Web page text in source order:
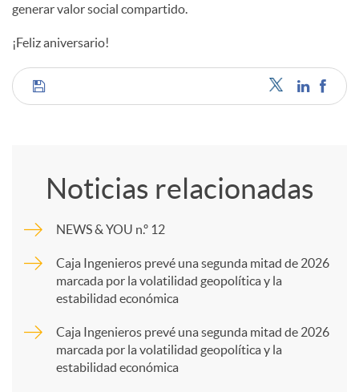
generar valor social compartido.
¡Feliz aniversario!
C
p
Noticias relacionadas
NEWS & YOU n.º 12
Caja Ingenieros prevé una segunda mitad de 2026
marcada por la volatilidad geopolítica y la
estabilidad económica
Caja Ingenieros prevé una segunda mitad de 2026
marcada por la volatilidad geopolítica y la
estabilidad económica